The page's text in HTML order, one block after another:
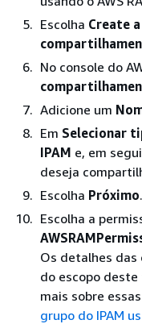
Escolha Create
No console do
Adicione um
Em Selecionar
IPAM e, em
deseja
Escolha Próximo.
Escolha a
Os detalhes das
do escopo
mais sobre
grupo do IPAM